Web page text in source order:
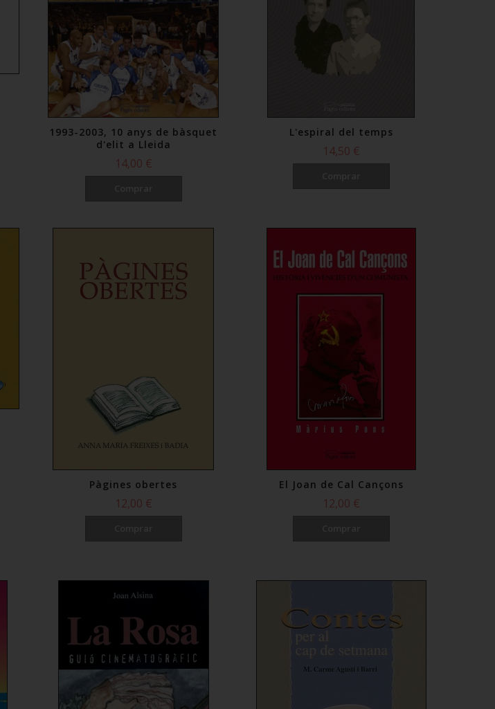
1993-2003, 10 anys de bàsquet
d'elit a Lleida
14,00 €
L'espiral del temps
14,50 €
Pàgines obertes
12,00 €
El Joan de Cal Cançons
12,00 €